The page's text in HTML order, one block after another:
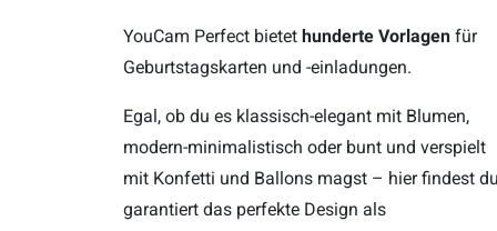
YouCam Perfect bietet hunderte Vorlagenfür
Geburtstagskarten und -einladungen.
Egal, ob du es klassisch-elegant mit Blumen,
modern-minimalistisch oder bunt und verspielt
mit Konfetti und Ballons magst – hier findest
garantiert das perfekte Design als